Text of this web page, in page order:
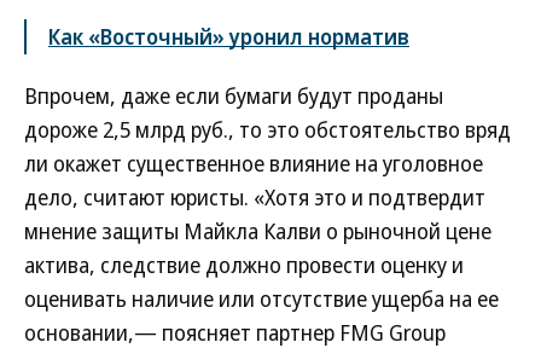
Как «Восточный» уронил норматив
Впрочем, даже если бумаги будут проданы
дороже 2,5 млрд руб., то это обстоятельство вряд
ли окажет существенное влияние на уголовное
дело, считают юристы. «Хотя это и подтвердит
мнение защиты Майкла Калви о рыночной цене
актива, следствие должно провести оценку и
оценивать наличие или отсутствие ущерба на ее
основании,— поясняет партнер FMG Group